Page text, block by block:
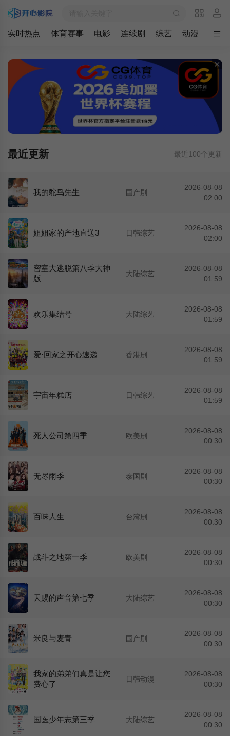
实时热点 体育赛事 电影 连续剧 综艺 动漫 最新
最近更新 最近100个更新
我的鸵鸟先生 国产剧
2026-08-08
02:00
姐姐家的产地直送3 日韩综艺
2026-08-08
02:00
密室大逃脱第八季大神
版
大陆综艺
2026-08-08
01:59
欢乐集结号 大陆综艺
2026-08-08
01:59
爱·回家之开心速递 香港剧
2026-08-08
01:59
宇宙年糕店 日韩综艺
2026-08-08
01:59
死人公司第四季 欧美剧
2026-08-08
00:30
无尽雨季 泰国剧
2026-08-08
00:30
百味人生 台湾剧
2026-08-08
00:30
战斗之地第一季 欧美剧
2026-08-08
00:30
天赐的声音第七季 大陆综艺
2026-08-08
00:30
米良与麦青 国产剧
2026-08-08
00:30
我家的弟弟们真是让您
费心了
日韩动漫
2026-08-08
00:30
国医少年志第三季 大陆综艺
2026-08-08
00:30